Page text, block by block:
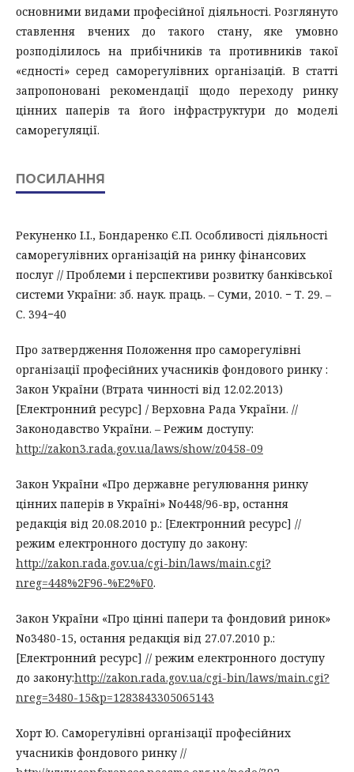
основними видами професійної діяльності. Розглянуто
ставлення вчених до такого стану, яке умовно
розподілилось на прибічників та противників такої
«єдності» серед саморегулівних організацій. В статті
запропоновані рекомендації щодо переходу ринку
цінних паперів та його інфраструктури до моделі
саморегуляції.
ПОСИЛАННЯ
Рекуненко І.І., Бондаренко Є.П. Особливості діяльності
саморегулівних організацій на ринку фінансових
послуг // Проблеми і перспективи розвитку банківської
системи України: зб. наук. праць. – Суми, 2010. − Т. 29. –
С. 394−40
Про затвердження Положення про саморегулівні
організації професійних учасників фондового ринку :
Закон України (Втрата чинності від 12.02.2013)
[Електронний ресурс] / Верховна Рада України. //
Законодавство України. – Режим доступу:
http://zakon3.rada.gov.ua/laws/show/z0458-09
Закон України «Про державне регулювання ринку
цінних паперів в Україні» No448/96-вр, остання
редакцiя вiд 20.08.2010 р.: [Електронний ресурс] //
режим електронного доступу до закону:
http://zakon.rada.gov.ua/cgi-bin/laws/main.cgi?
nreg=448%2F96-%E2%F0.
Закон України «Про цінні папери та фондовий ринок»
No3480-15, остання редакцiя вiд 27.07.2010 р.:
[Електронний ресурс] // режим електронного доступу
до закону:http://zakon.rada.gov.ua/cgi-bin/laws/main.cgi?
nreg=3480-15&p=1283843305065143
Хорт Ю. Саморегулівні організації професійних
учасників фондового ринку //